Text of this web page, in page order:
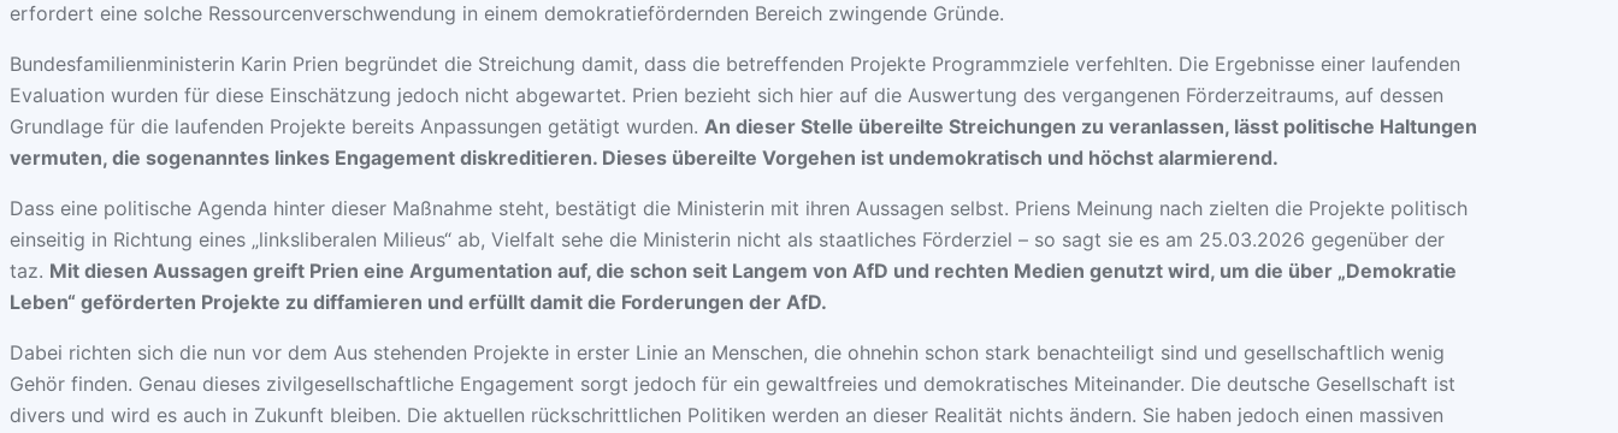
erfordert eine solche Ressourcenverschwendung in einem demokratiefördernden Bereich zwingende Gründe.
Bundesfamilienministerin Karin Prien begründet die Streichung damit, dass die betreffenden Projekte Programmziele verfehlten. Die Ergebnisse einer laufenden
Evaluation wurden für diese Einschätzung jedoch nicht abgewartet. Prien bezieht sich hier auf die Auswertung des vergangenen Förderzeitraums, auf dessen
Grundlage für die laufenden Projekte bereits Anpassungen getätigt wurden. An dieser Stelle übereilte Streichungen zu veranlassen, lässt politische Haltungen
vermuten, die sogenanntes linkes Engagement diskreditieren. Dieses übereilte Vorgehen ist undemokratisch und höchst alarmierend.
Dass eine politische Agenda hinter dieser Maßnahme steht, bestätigt die Ministerin mit ihren Aussagen selbst. Priens Meinung nach zielten die Projekte politisch
einseitig in Richtung eines „linksliberalen Milieus“ ab, Vielfalt sehe die Ministerin nicht als staatliches Förderziel – so sagt sie es am 25.03.2026 gegenüber der
taz. Mit diesen Aussagen greift Prien eine Argumentation auf, die schon seit Langem von AfD und rechten Medien genutzt wird, um die über „Demokratie
Leben“ geförderten Projekte zu diffamieren und erfüllt damit die Forderungen der AfD.
Dabei richten sich die nun vor dem Aus stehenden Projekte in erster Linie an Menschen, die ohnehin schon stark benachteiligt sind und gesellschaftlich wenig
Gehör finden. Genau dieses zivilgesellschaftliche Engagement sorgt jedoch für ein gewaltfreies und demokratisches Miteinander. Die deutsche Gesellschaft ist
divers und wird es auch in Zukunft bleiben. Die aktuellen rückschrittlichen Politiken werden an dieser Realität nichts ändern. Sie haben jedoch einen massiven